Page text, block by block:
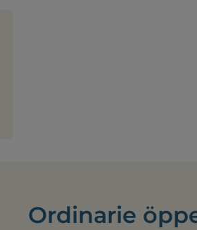
Ordinarie